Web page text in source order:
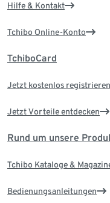
Hilfe & Kontakt
Tchibo Online-Konto
TchiboCard
Jetzt kostenlos registrieren
Jetzt Vorteile entdecken
Rund um unsere
Tchibo Kataloge &
Bedienungsanleitungen